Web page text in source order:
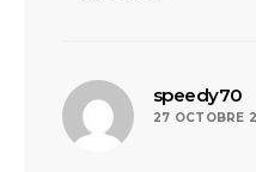
speedy70
27 OCTOBRE